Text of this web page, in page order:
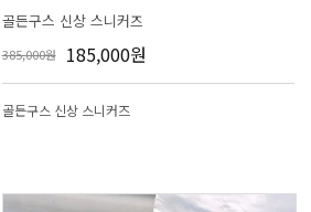
골든구스 신상 스니커즈
385,000원 185,000원
골든구스 신상 스니커즈